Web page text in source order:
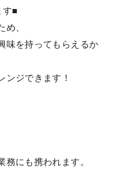
す■
め、
味を持ってもらえるか
ンジできます！
にも携われます。